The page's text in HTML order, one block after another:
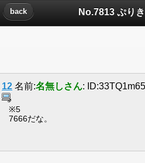
back
12 名前:名無しさん:
※5
7666だな。